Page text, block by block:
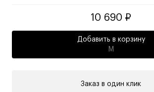
10 690 ₽
Добавить в корзину
M
Заказ в один клик